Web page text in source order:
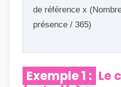
de référence x
présence / 365)
Exemple 1 : Le